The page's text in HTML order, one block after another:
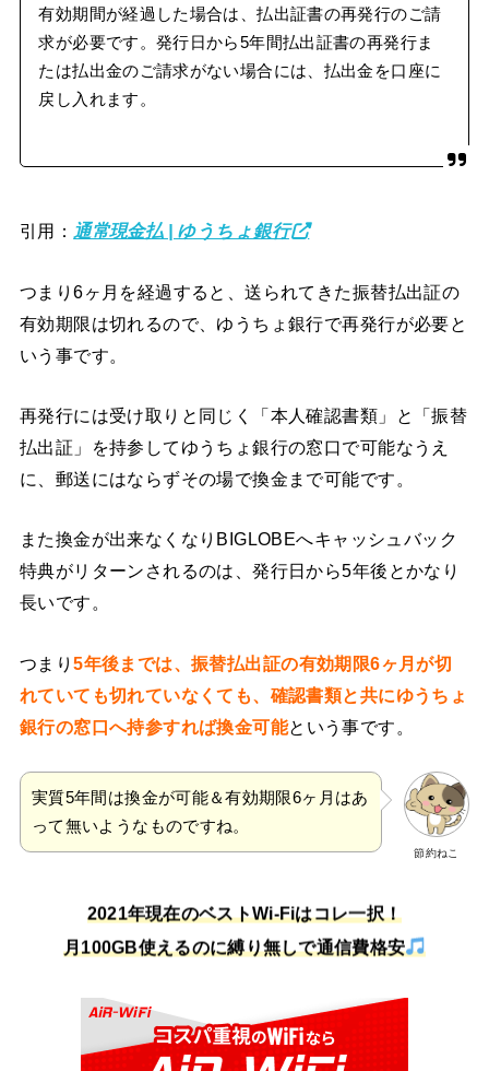
有効期間が経過した場合は、払出証書の再発行のご請
求が必要です。発行日から5年間払出証書の再発行ま
たは払出金のご請求がない場合には、払出金を口座に
戻し入れます。
引用： 通常現金払 | ゆうちょ銀行
つまり6ヶ月を経過すると、送られてきた振替払出証の
有効期限は切れるので、ゆうちょ銀行で再発行が必要と
いう事です。
再発行には受け取りと同じく「本人確認書類」と「振替
払出証」を持参してゆうちょ銀行の窓口で可能なうえ
に、郵送にはならずその場で換金まで可能です。
また換金が出来なくなりBIGLOBEへキャッシュバック
特典がリターンされるのは、発行日から5年後とかなり
長いです。
つまり5年後までは、振替払出証の有効期限6ヶ月が切
れていても切れていなくても、確認書類と共にゆうちょ
銀行の窓口へ持参すれば換金可能という事です。
節約ねこ
実質5年間は換金が可能＆有効期限6ヶ月はあ
って無いようなものですね。
2021年現在のベストWi-Fiはコレ一択！
月100GB使えるのに縛り無しで通信費格安